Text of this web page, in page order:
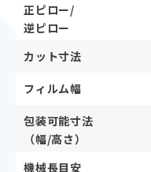
正ピロー/
逆ピロー
カット寸法
フィルム幅
包装可能寸法
（幅/高さ）
機械長目安